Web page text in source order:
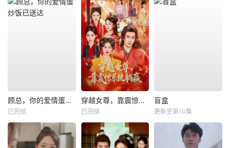
顾总，你的爱情蛋炒饭已送达
已完结
穿越女尊，靠震惊系统躺赢
已完结
盲盒
更新至第10集